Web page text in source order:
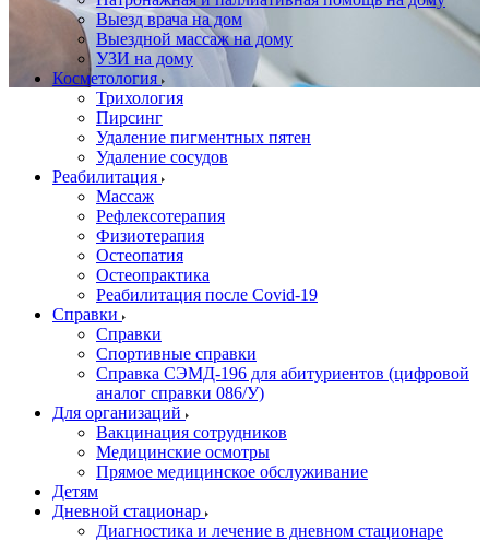
Выезд врача на дом
Выездной массаж на дому
УЗИ на дому
Косметология
Трихология
Пирсинг
Удаление пигментных пятен
Удаление сосудов
Реабилитация
Массаж
Рефлексотерапия
Физиотерапия
Остеопатия
Остеопрактика
Реабилитация после Covid-19
Справки
Справки
Спортивные справки
Справка СЭМД‑196 для абитуриентов (цифровой
аналог справки 086/У)
Для организаций
Вакцинация сотрудников
Медицинские осмотры
Прямое медицинское обслуживание
Детям
Дневной стационар
Диагностика и лечение в дневном стационаре